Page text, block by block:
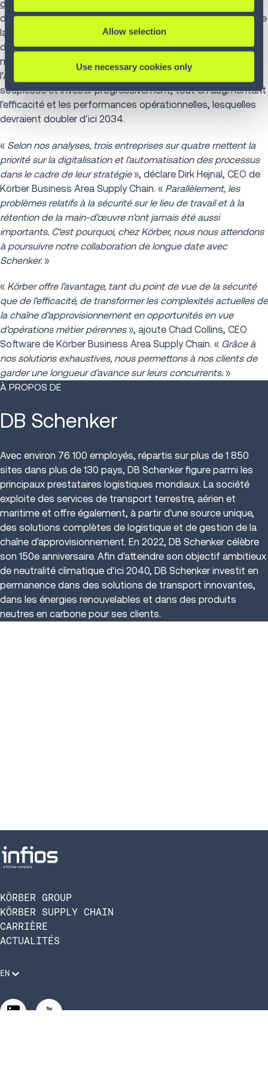
Allow selection
Use necessary cookies only
d'entrepôt
, d'automatisation,de commande vocale
de simulation. Avec une progression extrêmement rapide de
la mise en œuvre et une mise en service prévue pour
début 2023, Körber confirme sa position de fournisseur
mondial privilégié de DB Schenker pour les systèmes liés à
l'AMR. Avec ces robots, DB Schenker pourra s'adapter en
souplesse et investir progressivement, tout en augmentant
l'efficacité et les performances opérationnelles, lesquelles
devraient doubler d'ici 2034.
« Selon nos analyses, trois entreprises sur quatre mettent la
priorité sur la digitalisation et l'automatisation des processus
dans le cadre de leur stratégie», déclare Dirk Hejnal, CEO de
Körber Business Area Supply Chain. « Parallèlement, les
problèmes relatifs à la sécurité sur le lieu de travail et à la
rétention de la main-d'œuvre n'ont jamais été aussi
importants. C'est pourquoi, chez Körber, nous nous attendons
à poursuivre notre collaboration de longue date avec
Schenker. »
« Körber offre l’avantage, tant du point de vue de la sécurité
que de l'efficacité, de transformer les complexités actuelles de
la chaîne d'approvisionnement en opportunités en vue
d’opérations métier pérennes», ajoute Chad Collins, CEO
Software de Körber Business Area Supply Chain. « Grâce à
nos solutions exhaustives, nous permettons à nos clients de
garder une longueur d'avance sur leurs concurrents. »
À PROPOS DE
DB Schenker
Avec environ 76 100 employés, répartis sur plus de 1 850
sites dans plus de 130 pays, DB Schenker figure parmi les
principaux prestataires logistiques mondiaux. La société
exploite des services de transport terrestre, aérien et
maritime et offre également, à partir d'une source unique,
des solutions complètes de logistique et de gestion de la
chaîne d'approvisionnement. En 2022, DB Schenker célèbre
son 150e anniversaire. Afin d'atteindre son objectif ambitieux
de neutralité climatique d'ici 2040, DB Schenker investit en
permanence dans des solutions de transport innovantes,
dans les énergies renouvelables et dans des produits
neutres en carbone pour ses clients.
KÖRBER GROUP
KÖRBER SUPPLY CHAIN
CARRIÈRE
ACTUALITÉS
EN